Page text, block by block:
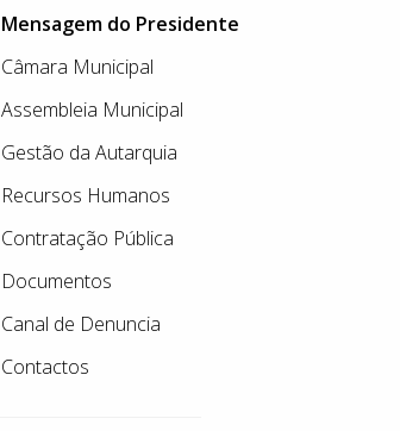
Mensagem do Presidente
Câmara Municipal
Assembleia Municipal
Gestão da Autarquia
Recursos Humanos
Contratação Pública
Documentos
Canal de Denuncia
Contactos